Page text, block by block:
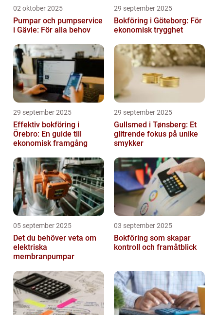
02 oktober 2025
Pumpar och pumpservice
i Gävle: För alla behov
29 september 2025
Bokföring i Göteborg: För
ekonomisk trygghet
29 september 2025
Effektiv bokföring i
Örebro: En guide till
ekonomisk framgång
29 september 2025
Gullsmed i Tønsberg: Et
glitrende fokus på unike
smykker
05 september 2025
Det du behöver veta om
elektriska
membranpumpar
03 september 2025
Bokföring som skapar
kontroll och framåtblick